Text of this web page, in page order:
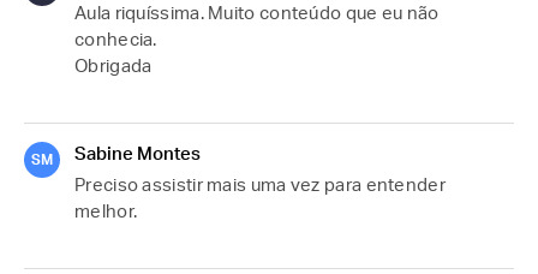
Aula riquíssima. Muito conteúdo que eu não
conhecia.
Obrigada
SM
Sabine Montes
Preciso assistir mais uma vez para entender
melhor.